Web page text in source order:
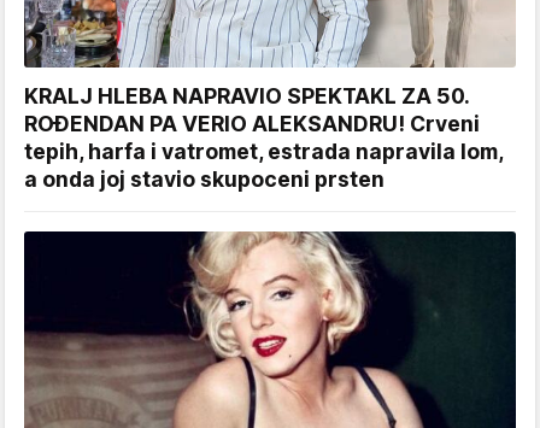
KRALJ HLEBA NAPRAVIO SPEKTAKL ZA 50.
ROĐENDAN PA VERIO ALEKSANDRU! Crveni
tepih, harfa i vatromet, estrada napravila lom,
a onda joj stavio skupoceni prsten